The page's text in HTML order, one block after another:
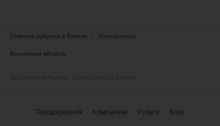
Главные рубрики в Ковеле Электроника
Волынская область
Предложения Компании Услуги Блог